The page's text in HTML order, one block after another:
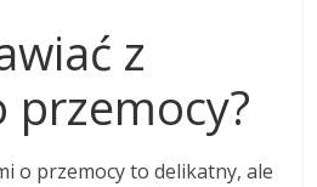
z
przemocy?
o przemocy to delikatny, ale